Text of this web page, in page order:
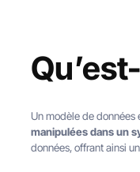
Un modèle de données
manipulées dans un
données, offrant ainsi